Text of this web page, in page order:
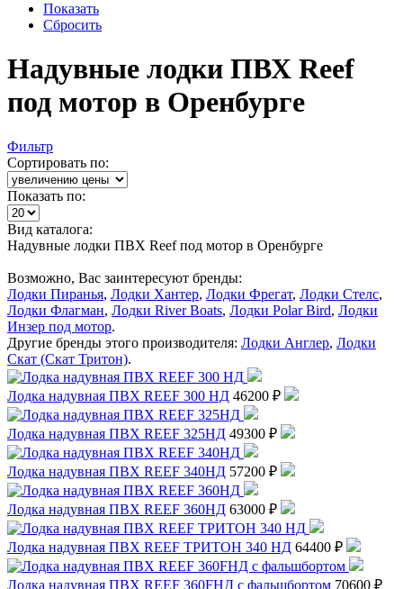
Показать
Сбросить
Надувные лодки ПВХ Reef
под мотор в Оренбурге
Фильтр
Сортировать по:
Показать по:
Вид каталога:
Надувные лодки ПВХ Reef под мотор в Оренбурге
Возможно, Вас заинтересуют бренды:
Лодки Пиранья, Лодки Хантер, Лодки Фрегат, Лодки Стелс,
Лодки Флагман, Лодки River Boats, Лодки Polar Bird, Лодки
Инзер под мотор.
Другие бренды этого производителя: Лодки Англер, Лодки
Скат (Скат Тритон).
Лодка надувная ПВХ REEF 300 НД 46200 ₽
Лодка надувная ПВХ REEF 325НД 49300 ₽
Лодка надувная ПВХ REEF 340НД 57200 ₽
Лодка надувная ПВХ REEF 360НД 63000 ₽
Лодка надувная ПВХ REEF ТРИТОН 340 НД 64400 ₽
Лодка надувная ПВХ REEF 360FНД с фальшбортом 70600 ₽